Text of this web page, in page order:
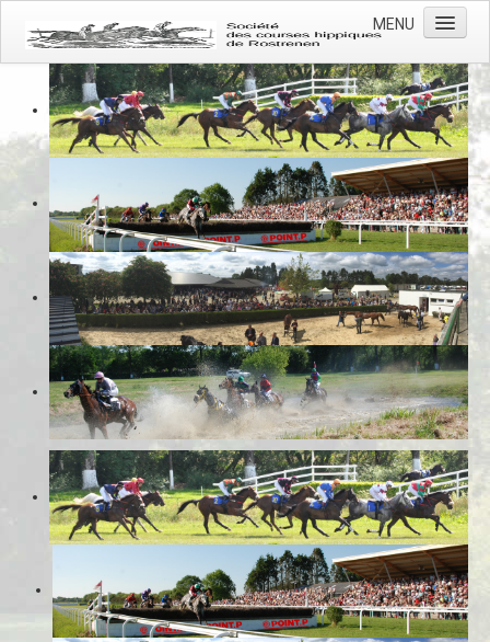
MENU
Accueil
Actualités
L'association
L'hippodrome
Les courses
Photos
Contacts
Prévention